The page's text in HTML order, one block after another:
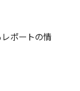
ポートの情